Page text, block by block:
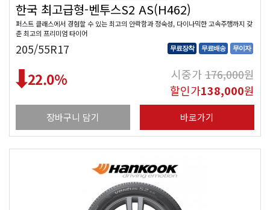
한국 최고급형-벤투스S2 AS(H462)
퍼스트 클래스에서 경험할 수 있는 최고의 안락함과 정숙성, 다이나믹한 고속주행까지 갖
춘 최고의 프리미엄 타이어
205/55R17 무료장착 무료배송 무이자
22.0% 시중가176,000원
할인가138,000원
장바구니 담기 바로가기